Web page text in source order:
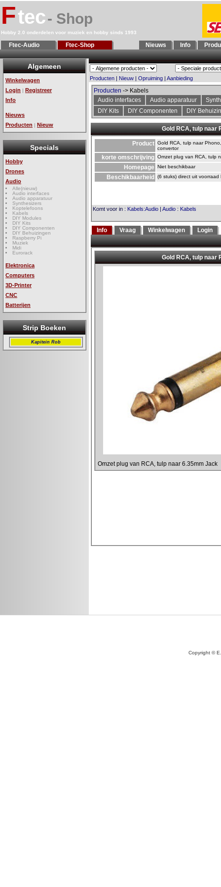
Ftec- Shop
Hobby 2.0 onderdelen voor muziek en hobby sinds 1993
Ftec-Audio Ftec-Shop Nieuws Info
Algemeen
Winkelwagen
Login | Registreer
Info
Nieuws
Producten | Nieuw
Specials
Hobby
Drones
Audio
Alle(nieuw)
Audio interfaces
Audio apparatuur
Synthesizers
Koptelefoons
Kabels
DIY Modules
DIY Kits
DIY Componenten
DIY Behuizingen
Raspberry Pi
Muziek
Midi
Eurorack
Elektronica
Computers
3D-Printer
CNC
Batterijen
Strip Boeken
Kapitein Rob
Producten | Nieuw | Opruiming | Aanbieding
Producten -> Kabels
Audio interfaces
Audio apparatuur
DIY Kits
DIY Componenten DIY
Gold RCA, tulp naar
Product Gold RCA, tulp naar
convertor
korte omschrijving Omzet plug van RCA, tulp
Homepage Niet beschikbaar
Beschikbaarheid (6 stuks) direct uit voorraad
Komt voor in : Kabels:Audio | Audio : Kabels
Info Vraag Winkelwagen Login
Copyright ©